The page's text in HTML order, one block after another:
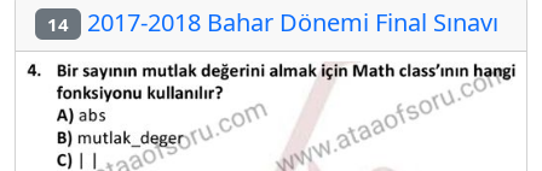
14 2017-2018 Bahar Dönemi Final Sınavı